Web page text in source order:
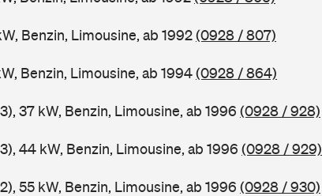
Benzin, Limousine, ab 1992(0928 / 807)
Benzin, Limousine, ab 1994(0928 / 864)
37 kW, Benzin, Limousine, ab 1996 (0928 / 928)
44 kW, Benzin, Limousine, ab 1996 (0928 / 929)
55 kW, Benzin, Limousine, ab 1996 (0928 / 930)